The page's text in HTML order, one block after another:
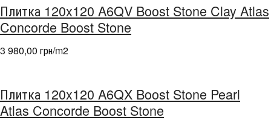
Плитка 120x120 A6QV Boost Stone Clay Atlas
Concorde Boost Stone
3 980,00 грн/m2
Плитка 120x120 A6QX Boost Stone Pearl
Atlas Concorde Boost Stone